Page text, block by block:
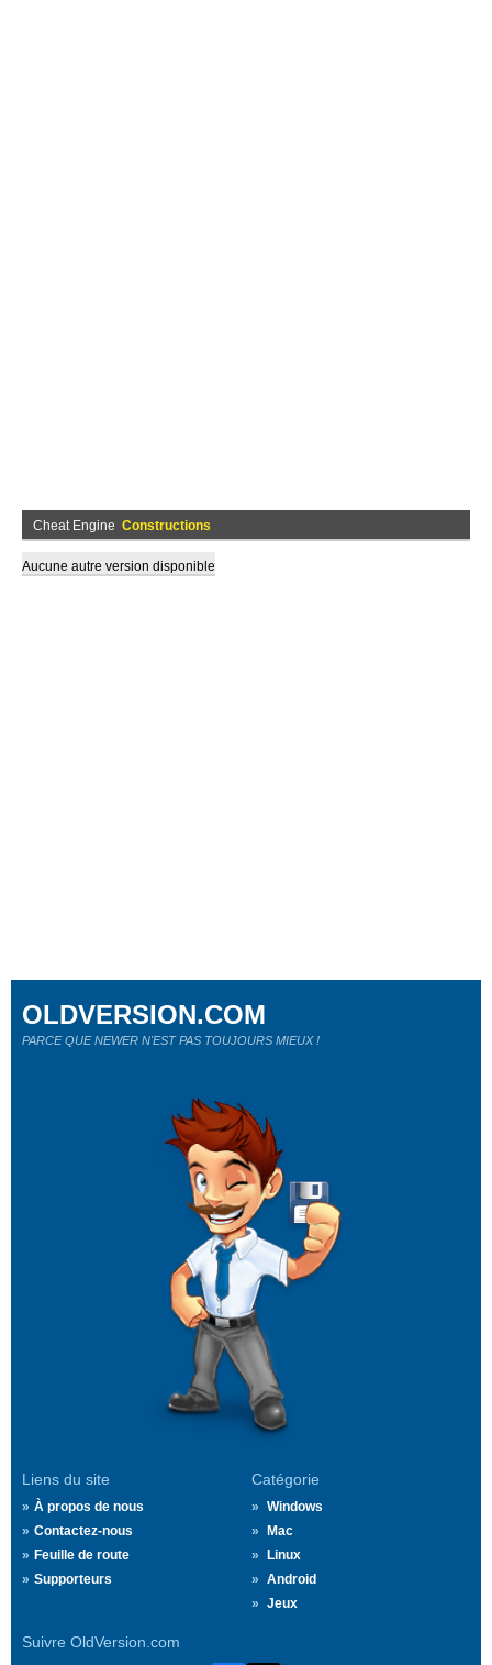
Cheat Engine Constructions
Aucune autre version disponible
Liens du site
À propos de nous
Contactez-nous
Feuille de route
Supporteurs
Catégorie
Windows
Mac
Linux
Android
Jeux
Suivre OldVersion.com
OLDVERSION.COM
PARCE QUE NEWER N'EST PAS TOUJOURS MIEUX !